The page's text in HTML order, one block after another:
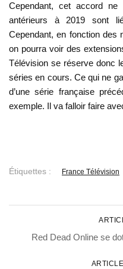
Cependant, cet accord
antérieurs à 2019 sont
Cependant, en fonction des
on pourra voir des
Télévision se réserve donc
séries en cours. Ce qui ne
d’une série française
exemple. Il va falloir faire
Étiquettes : France Télévision
Red Dead Online se